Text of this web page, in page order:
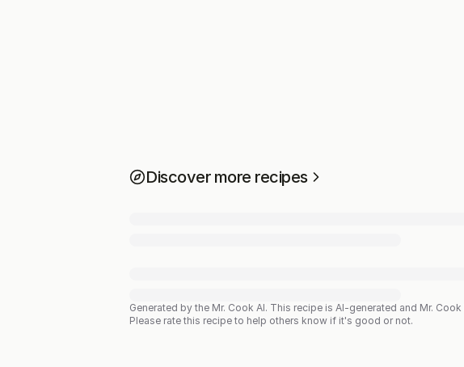
Discover more recipes
Generated by the Mr. Cook AI. This recipe is AI-generated and Mr.
Please rate this recipe to help others know if it's good or not.